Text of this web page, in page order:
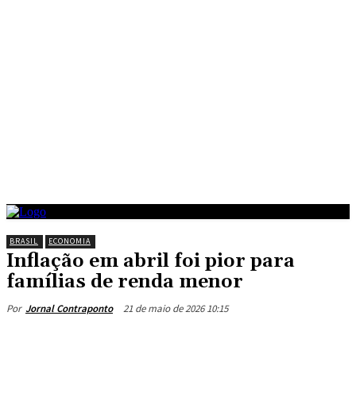
BRASIL ECONOMIA
Inflação em abril foi pior para
famílias de renda menor
Por Jornal Contraponto 21 de maio de 2026 10:15